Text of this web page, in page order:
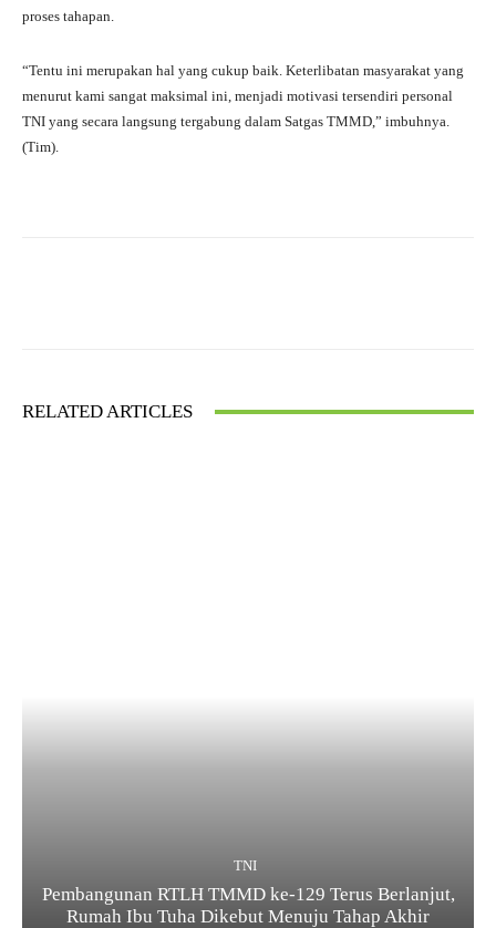
proses tahapan.
“Tentu ini merupakan hal yang cukup baik. Keterlibatan masyarakat yang
menurut kami sangat maksimal ini, menjadi motivasi tersendiri personal
TNI yang secara langsung tergabung dalam Satgas TMMD,” imbuhnya.
(Tim).
RELATED ARTICLES
TNI
Pembangunan RTLH TMMD ke-129 Terus Berlanjut,
Rumah Ibu Tuha Dikebut Menuju Tahap Akhir